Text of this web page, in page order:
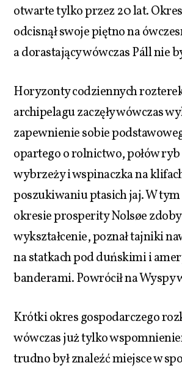
otwarte tylko przez 20 lat.
odcisnął swoje piętno na
a dorastający wówczas Páll nie
Horyzonty codziennych
archipelagu zaczęły wówczas
zapewnienie sobie
opartego o rolnictwo, połów
wybrzeży i wspinaczka na
poszukiwaniu ptasich jaj. W
okresie prosperity Nolsøe
wykształcenie, poznał tajniki
na statkach pod duńskimi i
banderami. Powrócił na Wyspy
Krótki okres gospodarczego
wówczas już tylko
trudno był znaleźć miejsce w